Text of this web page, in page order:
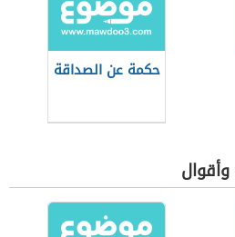
حكمة عن الصداقة